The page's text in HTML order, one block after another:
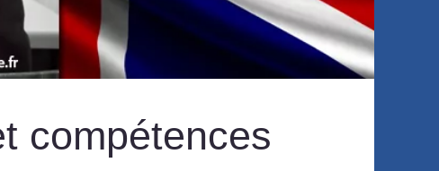
compétences